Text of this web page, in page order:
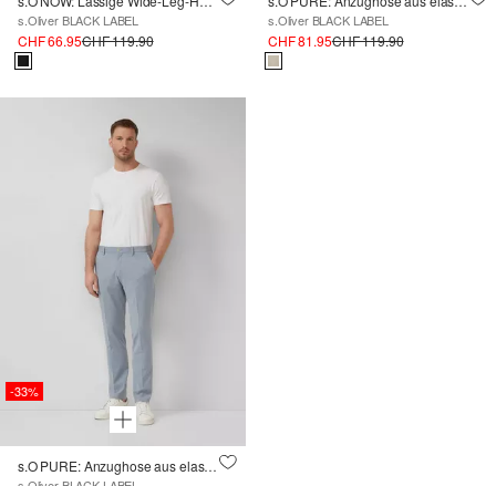
s.Oliver BLACK LABEL
CHF 66.95CHF 119.90
s.Oliver BLACK LABEL
CHF 81.95CHF 119.90
-33%
s.O PURE: Anzughose aus elastischem Leinenmix